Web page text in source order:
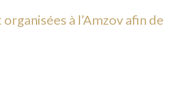
à l’Amzov afin de